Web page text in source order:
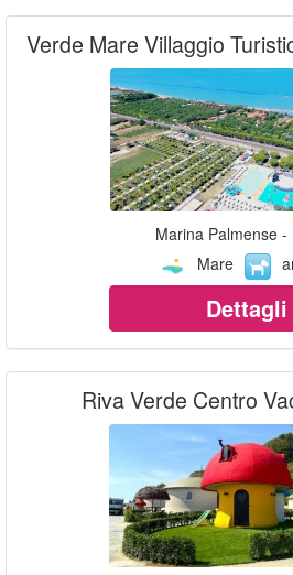
Verde Mare Villaggio
Marina Palmense -
Mare
Dettagli
Riva Verde Centro